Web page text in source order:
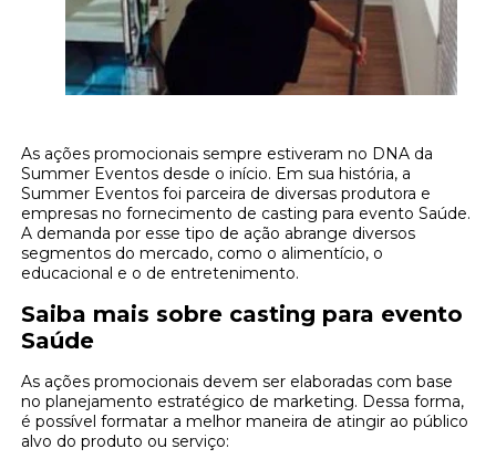
As ações promocionais sempre estiveram no DNA da
Summer Eventos desde o início. Em sua história, a
Summer Eventos foi parceira de diversas produtora e
empresas no fornecimento de casting para evento Saúde.
A demanda por esse tipo de ação abrange diversos
segmentos do mercado, como o alimentício, o
educacional e o de entretenimento.
Saiba mais sobre casting para evento
Saúde
As ações promocionais devem ser elaboradas com base
no planejamento estratégico de marketing. Dessa forma,
é possível formatar a melhor maneira de atingir ao público
alvo do produto ou serviço: